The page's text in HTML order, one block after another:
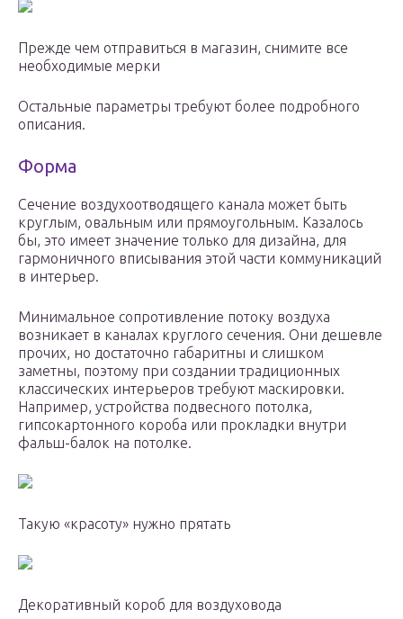
Прежде чем отправиться в магазин, снимите все
необходимые мерки
Остальные параметры требуют более подробного
описания.
Форма
Сечение воздухоотводящего канала может быть
круглым, овальным или прямоугольным. Казалось
бы, это имеет значение только для дизайна, для
гармоничного вписывания этой части коммуникаций
в интерьер.
Минимальное сопротивление потоку воздуха
возникает в каналах круглого сечения. Они дешевле
прочих, но достаточно габаритны и слишком
заметны, поэтому при создании традиционных
классических интерьеров требуют маскировки.
Например, устройства подвесного потолка,
гипсокартонного короба или прокладки внутри
фальш-балок на потолке.
Такую «красоту» нужно прятать
Декоративный короб для воздуховода